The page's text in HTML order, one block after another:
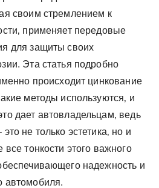
своим стремлением к
применяет передовые
для защиты своих
Эта статья подробно
происходит цинкование
методы используются‚ и
дает автовладельцам‚ ведь
не только эстетика‚ но и
все тонкости этого важного
надежность и
автомобиля.